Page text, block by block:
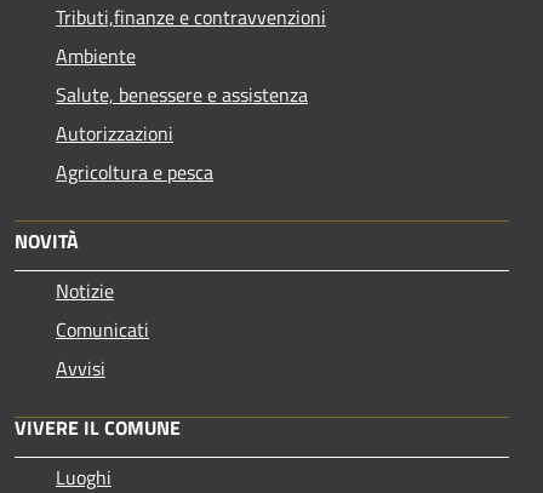
Tributi,finanze e contravvenzioni
Ambiente
Salute, benessere e assistenza
Autorizzazioni
Agricoltura e pesca
NOVITÀ
Notizie
Comunicati
Avvisi
VIVERE IL COMUNE
Luoghi